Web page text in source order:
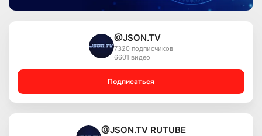
@JSON.TV
7320 подписчиков
6601 видео
Подписаться
@JSON.TV RUTUBE